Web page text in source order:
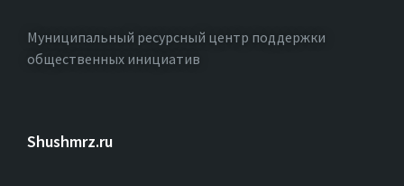
Муниципальный ресурсный центр поддержки
общественных инициатив
Shushmrz.ru